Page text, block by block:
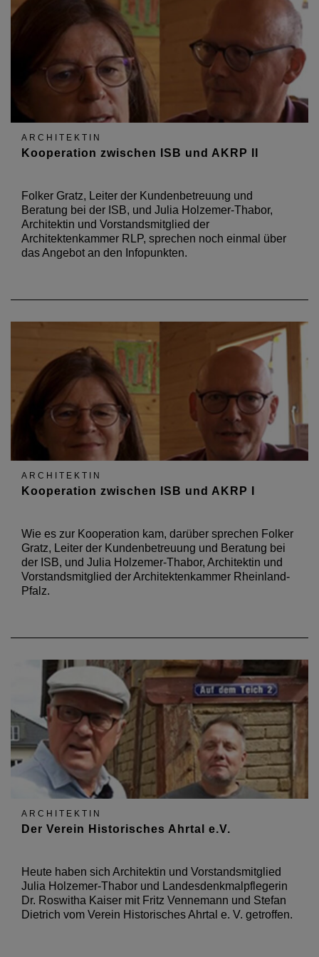
ARCHITEKTIN
Kooperation zwischen ISB und AKRP II
Folker Gratz, Leiter der Kundenbetreuung und
Beratung bei der ISB, und Julia Holzemer-Thabor,
Architektin und Vorstandsmitglied der
Architektenkammer RLP, sprechen noch einmal über
das Angebot an den Infopunkten.
ARCHITEKTIN
Kooperation zwischen ISB und AKRP I
Wie es zur Kooperation kam, darüber sprechen Folker
Gratz, Leiter der Kundenbetreuung und Beratung bei
der ISB, und Julia Holzemer-Thabor, Architektin und
Vorstandsmitglied der Architektenkammer Rheinland-
Pfalz.
ARCHITEKTIN
Der Verein Historisches Ahrtal e.V.
Heute haben sich Architektin und Vorstandsmitglied
Julia Holzemer-Thabor und Landesdenkmalpflegerin
Dr. Roswitha Kaiser mit Fritz Vennemann und Stefan
Dietrich vom Verein Historisches Ahrtal e. V. getroffen.